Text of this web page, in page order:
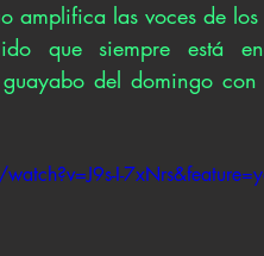
amplifica las voces de
que siempre está
guayabo del domingo
I-